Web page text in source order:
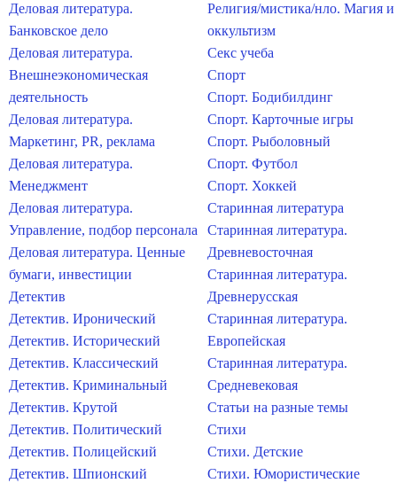
Деловая литература.
Банковское дело
Деловая литература.
Внешнеэкономическая
деятельность
Деловая литература.
Маркетинг, PR, реклама
Деловая литература.
Менеджмент
Деловая литература.
Управление, подбор персонала
Деловая литература. Ценные
бумаги, инвестиции
Детектив
Детектив. Иронический
Детектив. Исторический
Детектив. Классический
Детектив. Криминальный
Детектив. Крутой
Детектив. Политический
Детектив. Полицейский
Детектив. Шпионский
Религия/мистика/нло. Магия и
оккультизм
Секс учеба
Спорт
Спорт. Бодибилдинг
Спорт. Карточные игры
Спорт. Рыболовный
Спорт. Футбол
Спорт. Хоккей
Старинная литература
Старинная литература.
Древневосточная
Старинная литература.
Древнерусская
Старинная литература.
Европейская
Старинная литература.
Средневековая
Статьи на разные темы
Стихи
Стихи. Детские
Стихи. Юмористические